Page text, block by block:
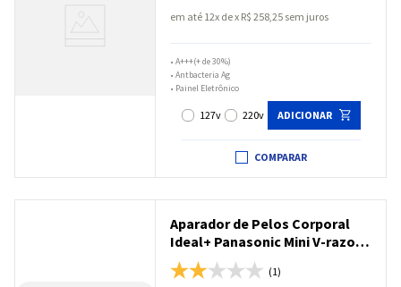
em até 12 x R$ 258,25 sem juros
• A+++(+ de 30%)
• Antbacteria Ag
• Painel Eletrônico
COMPARAR
127v 220v ADICIONAR
Aparador de Pelos Corporal
Ideal+ Panasonic Mini V-razor
Tecnologia Skin-Protective -
ER-GK20-K572
(1)